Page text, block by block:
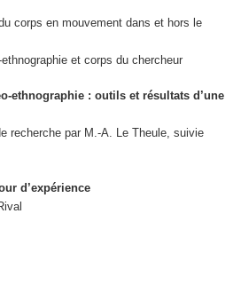
corps en mouvement dans et hors le
et corps du chercheur
ethnographie : outils et résultats d’une
recherche par M.-A. Le Theule, suivie
d’expérience